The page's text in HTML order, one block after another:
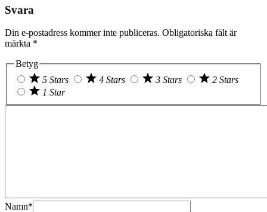
Svara
Din e-postadress kommer inte publiceras. Obligatoriska fält är
märkta *
Betyg
5 Stars
4 Stars 3 Stars
2 Stars
1 Star
Namn*